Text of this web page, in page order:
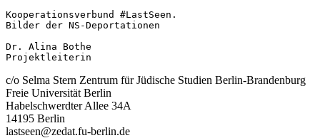
Kooperationsverbund #LastSeen.
Bilder der NS-Deportationen
Dr. Alina Bothe
Projektleiterin
c/o Selma Stern Zentrum für Jüdische Studien Berlin-Brandenburg
Freie Universität Berlin
Habelschwerdter Allee 34A
14195 Berlin
lastseen@zedat.fu-berlin.de